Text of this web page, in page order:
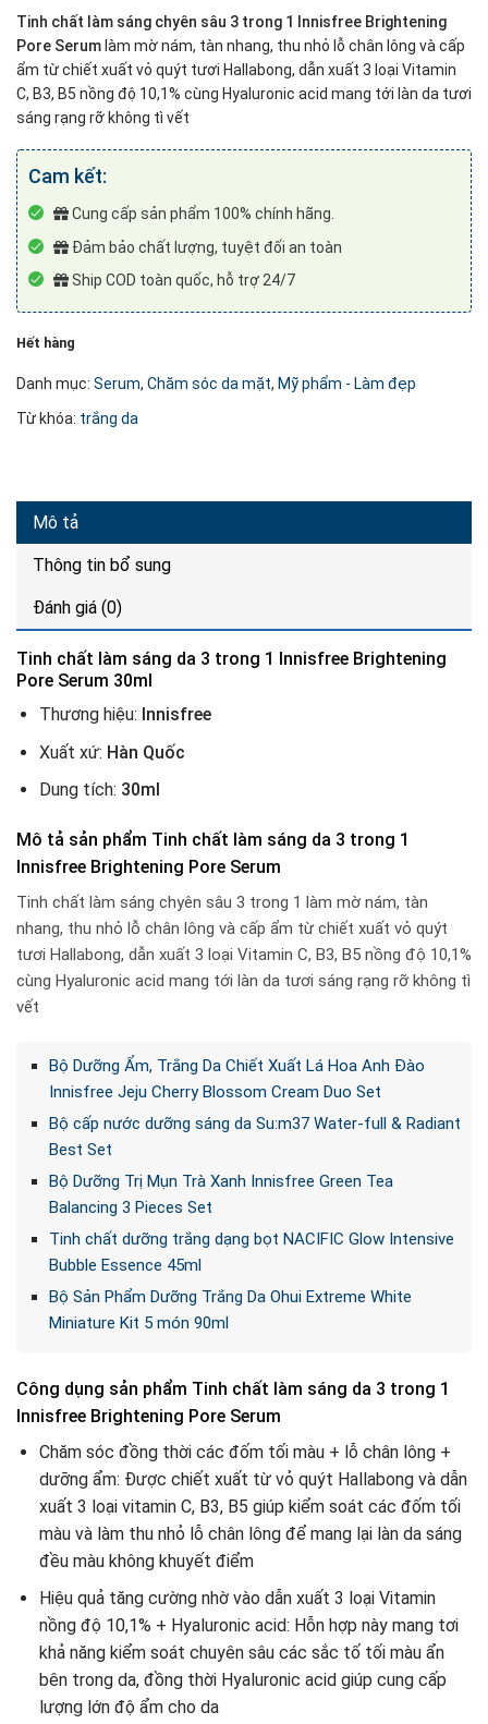
Tinh chất làm sáng chyên sâu 3 trong 1 Innisfree Brightening
Pore Serum làm mờ nám, tàn nhang, thu nhỏ lỗ chân lông và cấp
ẩm từ chiết xuất vỏ quýt tươi Hallabong, dẫn xuất 3 loại Vitamin
C, B3, B5 nồng độ 10,1% cùng Hyaluronic acid mang tới làn da tươi
sáng rạng rỡ không tì vết
Cam kết:
Cung cấp sản phẩm 100% chính hãng.
Đảm bảo chất lượng, tuyệt đối an toàn
Ship COD toàn quốc, hỗ trợ 24/7
Hết hàng
Danh mục: Serum, Chăm sóc da mặt, Mỹ phẩm - Làm đẹp
Từ khóa: trắng da
Mô tả
Thông tin bổ sung
Đánh giá (0)
Tinh chất làm sáng da 3 trong 1 Innisfree Brightening
Pore Serum 30ml
Thương hiệu: Innisfree
Xuất xứ: Hàn Quốc
Dung tích: 30ml
Mô tả sản phẩm Tinh chất làm sáng da 3 trong 1
Innisfree Brightening Pore Serum
Tinh chất làm sáng chyên sâu 3 trong 1 làm mờ nám, tàn
nhang, thu nhỏ lỗ chân lông và cấp ẩm từ chiết xuất vỏ quýt
tươi Hallabong, dẫn xuất 3 loại Vitamin C, B3, B5 nồng độ 10,1%
cùng Hyaluronic acid mang tới làn da tươi sáng rạng rỡ không tì
vết
Bộ Dưỡng Ẩm, Trắng Da Chiết Xuất Lá Hoa Anh Đào
Innisfree Jeju Cherry Blossom Cream Duo Set
Bộ cấp nước dưỡng sáng da Su:m37 Water-full & Radiant
Best Set
Bộ Dưỡng Trị Mụn Trà Xanh Innisfree Green Tea
Balancing 3 Pieces Set
Tinh chất dưỡng trắng dạng bọt NACIFIC Glow Intensive
Bubble Essence 45ml
Bộ Sản Phẩm Dưỡng Trắng Da Ohui Extreme White
Miniature Kit 5 món 90ml
Công dụng sản phẩm Tinh chất làm sáng da 3 trong 1
Innisfree Brightening Pore Serum
Chăm sóc đồng thời các đốm tối màu + lỗ chân lông +
dưỡng ẩm: Được chiết xuất từ vỏ quýt Hallabong và dẫn
xuất 3 loại vitamin C, B3, B5 giúp kiểm soát các đốm tối
màu và làm thu nhỏ lỗ chân lông để mang lại làn da sáng
đều màu không khuyết điểm
Hiệu quả tăng cường nhờ vào dẫn xuất 3 loại Vitamin
nồng độ 10,1% + Hyaluronic acid: Hỗn hợp này mang tơi
khả năng kiểm soát chuyên sâu các sắc tố tối màu ẩn
bên trong da, đồng thời Hyaluronic acid giúp cung cấp
lượng lớn độ ẩm cho da